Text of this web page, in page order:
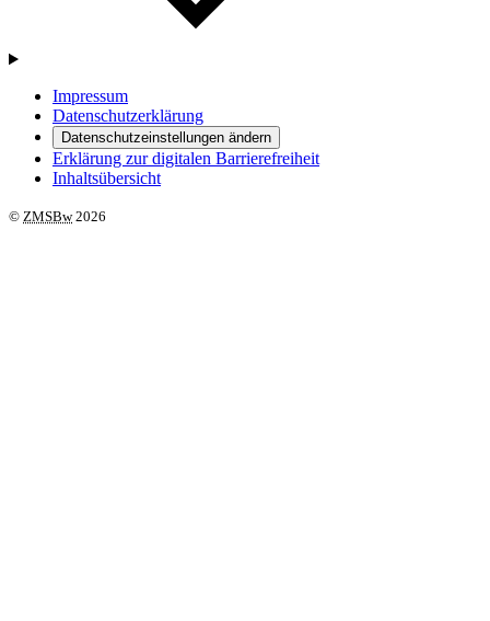
Impressum
Datenschutzerklärung
Datenschutzeinstellungen ändern
Erklärung zur digitalen Barrierefreiheit
Inhaltsübersicht
© ZMSBw2026